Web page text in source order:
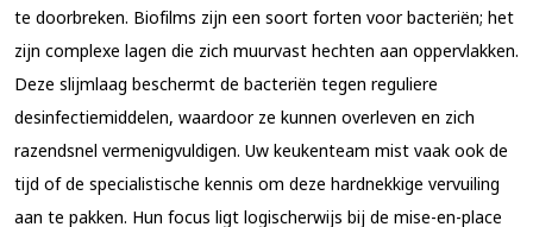
te doorbreken. Biofilms zijn een soort forten voor bacteriën; het
zijn complexe lagen die zich muurvast hechten aan oppervlakken.
Deze slijmlaag beschermt de bacteriën tegen reguliere
desinfectiemiddelen, waardoor ze kunnen overleven en zich
razendsnel vermenigvuldigen. Uw keukenteam mist vaak ook de
tijd of de specialistische kennis om deze hardnekkige vervuiling
aan te pakken. Hun focus ligt logischerwijs bij de mise-en-place